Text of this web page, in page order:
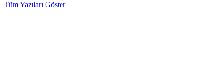
Tüm Yazıları Göster